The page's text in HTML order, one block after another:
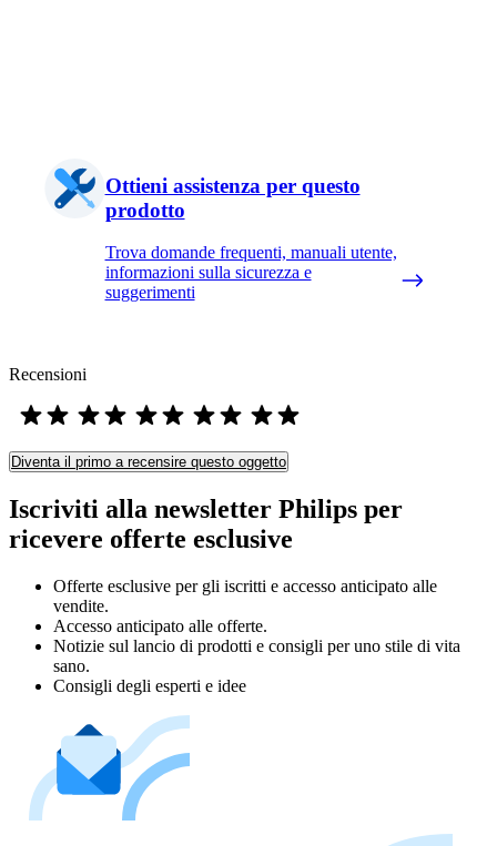
Ottieni assistenza per questo
prodotto
Trova domande frequenti, manuali utente,
informazioni sulla sicurezza e
suggerimenti
Recensioni
Diventa il primo a recensire questo oggetto
Iscriviti alla newsletter Philips per
ricevere offerte esclusive
Offerte esclusive per gli iscritti e accesso anticipato alle
vendite.
Accesso anticipato alle offerte.
Notizie sul lancio di prodotti e consigli per uno stile di vita
sano.
Consigli degli esperti e idee